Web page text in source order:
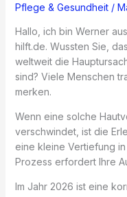
Pflege & Gesundheit/
Hallo, ich bin Werner
hilft.de. Wussten Sie,
weltweit die
sind? Viele Menschen
merken.
Wenn eine solche
verschwindet, ist die
eine kleine Vertiefung
Prozess erfordert Ihre
Im Jahr 2026 ist eine